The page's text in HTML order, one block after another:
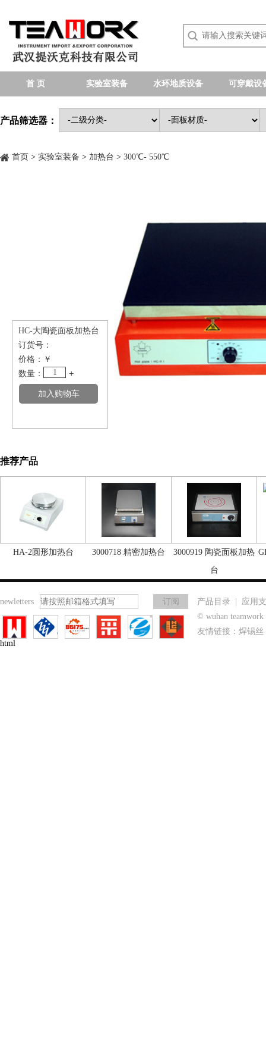
首 页 实验室装备 水环地质设备 可穿戴设
产品筛选器：
首页 > 实验室装备 > 加热台 > 300℃- 550℃
HC-大陶瓷面板加热台
订货号：
价格： ￥
数量：
1 +
推荐产品
HA-2圆形加热台 3000718 精密加热台
3000919 陶瓷面板加热
台
newletters 产品目录
应用
© wuhan
友情链接： 焊锡丝
html